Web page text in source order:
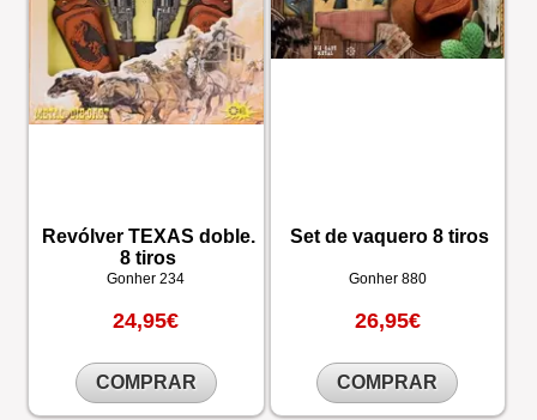
Revólver TEXAS doble.
8 tiros
Gonher 234
24,95€
COMPRAR
Set de vaquero 8 tiros
Gonher 880
26,95€
COMPRAR